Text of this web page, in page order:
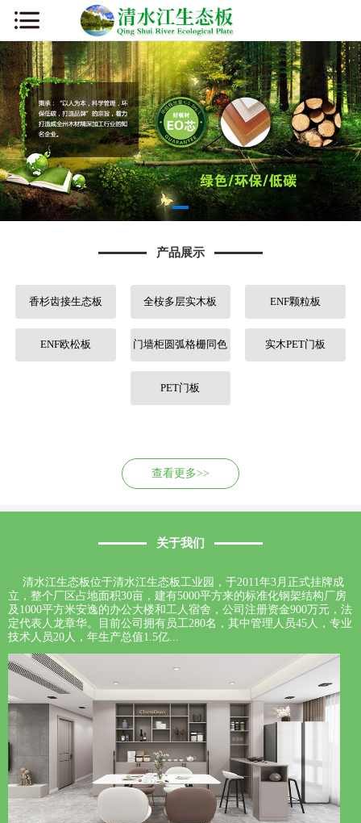
产品展示
香杉齿接生态板 全桉多层实木板 ENF颗粒板
ENF欧松板 门墙柜圆弧格栅同色 实木PET门板
PET门板
查看更多>>
关于我们
清水江生态板位于清水江生态板工业园，于2011年3月正式挂牌成
立，整个厂区占地面积30亩，建有5000平方来的标准化钢架结构厂房
及1000平方米安逸的办公大楼和工人宿舍，公司注册资金900万元，法
定代表人龙章华。目前公司拥有员工280名，其中管理人员45人，专业
技术人员20人，年生产总值1.5亿...
网站首页
公司简介
新闻资讯
产品展示
厂容厂貌
营销网络
人才招聘